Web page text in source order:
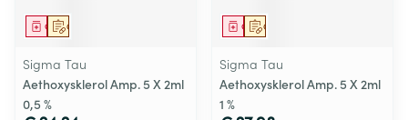
Op voorschrift
Geneesmiddel
Sigma Tau
Aethoxysklerol Amp. 5 X 2ml
0,5 %
Op voorschrift
Geneesmiddel
Sigma Tau
Aethoxysklerol Amp. 5 X 2ml
1 %